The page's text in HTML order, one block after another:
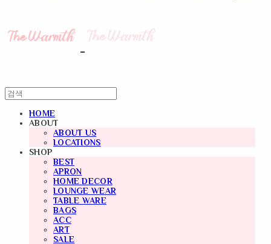
HOME
ABOUT
ABOUT US
LOCATIONS
SHOP
BEST
APRON
HOME DECOR
LOUNGE WEAR
TABLE WARE
BAGS
ACC
ART
SALE